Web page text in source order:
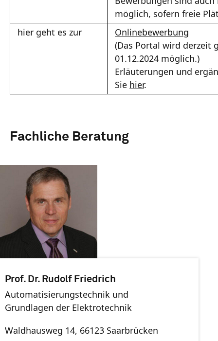
möglich, sofern freie
hier geht es zur
Onlinebewerbung
(Das Portal wird derzeit
01.12.2024 möglich.)
Erläuterungen und
Sie hier.
Fachliche Beratung
Prof. Dr. Rudolf Friedrich
Automatisierungstechnik und
Grundlagen der Elektrotechnik
Waldhausweg 14, 66123 Saarbrücken